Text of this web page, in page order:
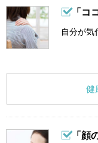
「コ
自分が気
健
「顔